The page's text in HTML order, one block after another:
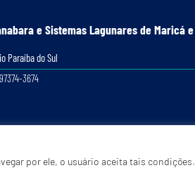
por ele, o usuário aceita tais condições.
e Sistemas Lagunares de Maricá e
Paraíba do Sul
3674